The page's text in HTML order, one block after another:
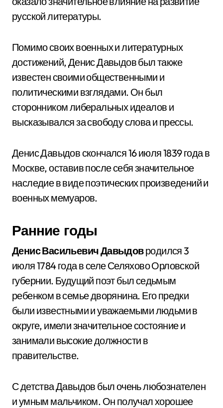
русской литературы.
Помимо своих военных и литературных
достижений, Денис Давыдов был также
известен своими общественными и
политическими взглядами. Он был
сторонником либеральных идеалов и
высказывался за свободу слова и прессы.
Денис Давыдов скончался 16 июля 1839 года в
Москве, оставив после себя значительное
наследие в виде поэтических произведений и
военных мемуаров.
Ранние годы
Денис Васильевич Давыдовродился 3
июля 1784 года в селе Селяхово Орловской
губернии. Будущий поэт был седьмым
ребенком в семье дворянина. Его предки
были известными и уважаемыми людьми в
округе, имели значительное состояние и
занимали высокие должности в
правительстве.
С детства Давыдов был очень любознателен
и умным мальчиком. Он получал хорошее